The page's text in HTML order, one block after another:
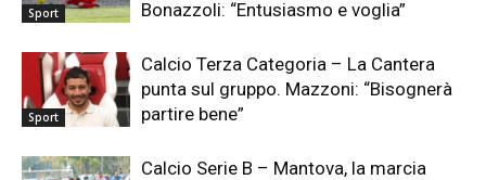
Sport Bonazzoli: “Entusiasmo e voglia”
Sport
Calcio Terza Categoria – La Cantera
punta sul gruppo. Mazzoni: “Bisognerà
partire bene”
Calcio Serie B – Mantova, la marcia